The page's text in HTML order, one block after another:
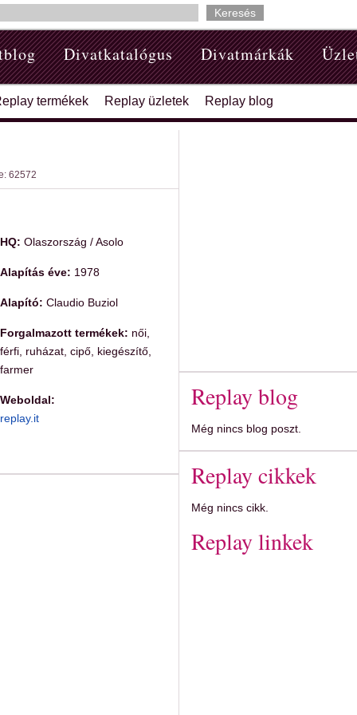
Divatkatalógus Divatmárkák
termékek Replay üzletek Replay blog
62572
HQ: Olaszország / Asolo
Alapítás éve: 1978
Alapító: Claudio Buziol
Forgalmazott termékek: női,
férfi, ruházat, cipő, kiegészítő,
farmer
Weboldal:
replay.it
Replay blog
Még nincs blog poszt.
Replay cikkek
Még nincs cikk.
Replay linkek